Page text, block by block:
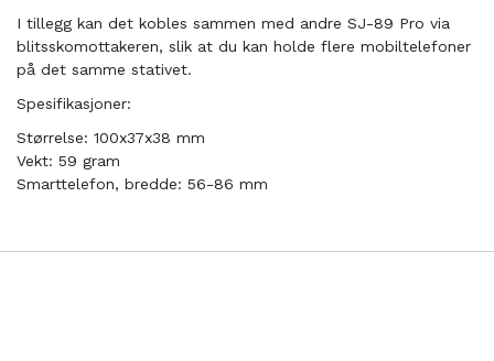
I tillegg kan det kobles sammen med andre SJ-89 Pro via
blitsskomottakeren, slik at du kan holde flere mobiltelefoner
på det samme stativet.
Spesifikasjoner:
Størrelse: 100x37x38 mm
Vekt: 59 gram
Smarttelefon, bredde: 56-86 mm